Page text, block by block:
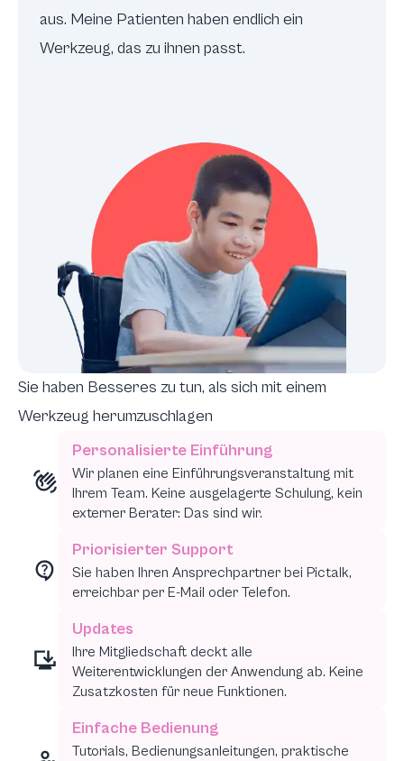
aus. Meine Patienten haben endlich ein
Werkzeug, das zu ihnen passt.
Sie haben Besseres zu tun, als sich mit einem
Werkzeug herumzuschlagen
Personalisierte Einführung
Wir planen eine Einführungsveranstaltung mit
Ihrem Team. Keine ausgelagerte Schulung, kein
externer Berater: Das sind wir.
Priorisierter Support
Sie haben Ihren Ansprechpartner bei Pictalk,
erreichbar per E-Mail oder Telefon.
Updates
Ihre Mitgliedschaft deckt alle
Weiterentwicklungen der Anwendung ab. Keine
Zusatzkosten für neue Funktionen.
Einfache Bedienung
Tutorials, Bedienungsanleitungen, praktische